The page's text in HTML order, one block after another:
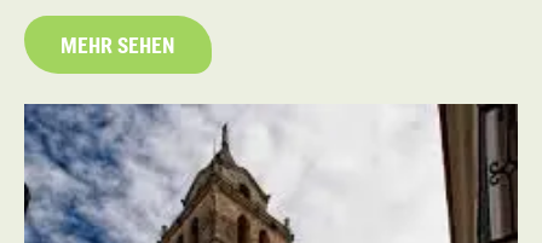
MEHR SEHEN